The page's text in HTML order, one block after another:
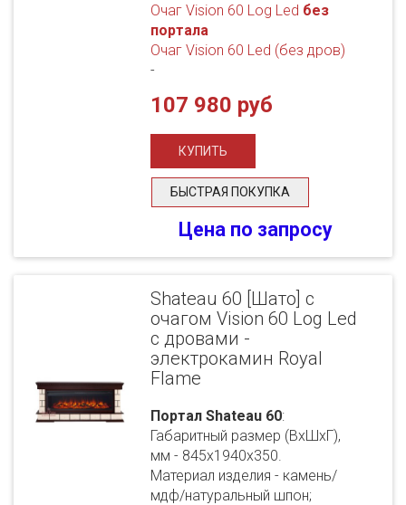
Очаг Vision 60 Log Led без
портала
Очаг Vision 60 Led (без дров)
-
107 980 руб
БЫСТРАЯ ПОКУПКА
Цена по запросу
Shateau 60 [Шато] с
очагом Vision 60 Log Led
с дровами -
электрокамин Royal
Flame
Портал Shateau 60:
Габаритный размер (ВхШхГ),
мм - 845х1940х350.
Материал изделия - камень/
мдф/натуральный шпон;